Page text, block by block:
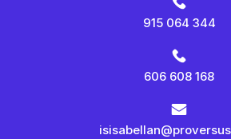
915 064 344
606 608 168